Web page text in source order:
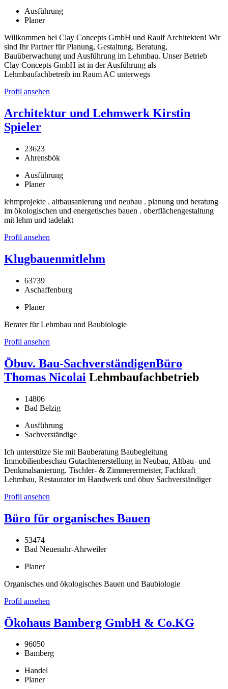
Ausführung
Planer
Willkommen bei Clay Concepts GmbH und Raulf Architekten! Wir
sind Ihr Partner für Planung, Gestaltung, Beratung,
Bauüberwachung und Ausführung im Lehmbau. Unser Betrieb
Clay Concepts GmbH ist in der Ausführung als
Lehmbaufachbetreib im Raum AC unterwegs
Profil ansehen
Architektur und Lehmwerk Kirstin
Spieler
23623
Ahrensbök
Ausführung
Planer
lehmprojekte . altbausanierung und neubau . planung und beratung
im ökologischen und energetisches bauen . oberflächengestaltung
mit lehm und tadelakt
Profil ansehen
Klugbauenmitlehm
63739
Aschaffenburg
Planer
Berater für Lehmbau und Baubiologie
Profil ansehen
Öbuv. Bau-SachverständigenBüro
Thomas Nicolai Lehmbaufachbetrieb
14806
Bad Belzig
Ausführung
Sachverständige
Ich unterstütze Sie mit Bauberatung Baubegleitung
Immobilienbeschau Gutachtenerstellung in Neubau, Altbau- und
Denkmalsanierung. Tischler- & Zimmerermeister, Fachkraft
Lehmbau, Restaurator im Handwerk und öbuv Sachverständiger
Profil ansehen
Büro für organisches Bauen
53474
Bad Neuenahr-Ahrweiler
Planer
Organisches und ökologisches Bauen und Baubiologie
Profil ansehen
Ökohaus Bamberg GmbH & Co.KG
96050
Bamberg
Handel
Planer